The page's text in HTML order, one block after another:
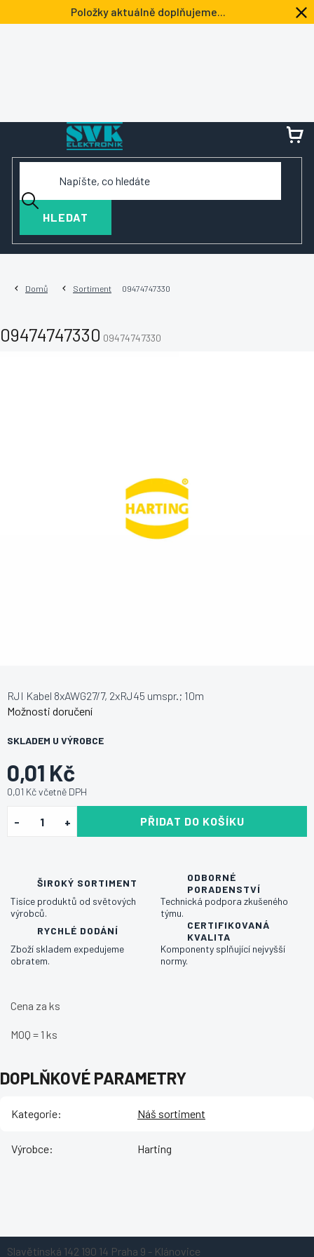
na
Položky aktuálně doplňujeme...
HLEDAT
Domů Sortiment 09474747330
09474747330 09474747330
0,01 Kč
0,01 Kč včetně DPH
SKLADEM U VÝROBCE
Možnosti doručení
PŘIDAT DO KOŠÍKU
RJI Kabel 8xAWG27/7, 2xRJ45 umspr.; 10m
ŠIROKÝ SORTIMENT
Tisíce produktů od světových
výrobců.
ODBORNÉ
PORADENSTVÍ
Technická podpora zkušeného
týmu.
RYCHLÉ DODÁNÍ
Zboží skladem expedujeme
obratem.
CERTIFIKOVANÁ
KVALITA
Komponenty splňující nejvyšší
normy.
Cena za ks
MOQ = 1 ks
DOPLŇKOVÉ PARAMETRY
Kategorie: Náš sortiment
Výrobce: Harting
Slavětínská 142 190 14 Praha 9 - Klánovice